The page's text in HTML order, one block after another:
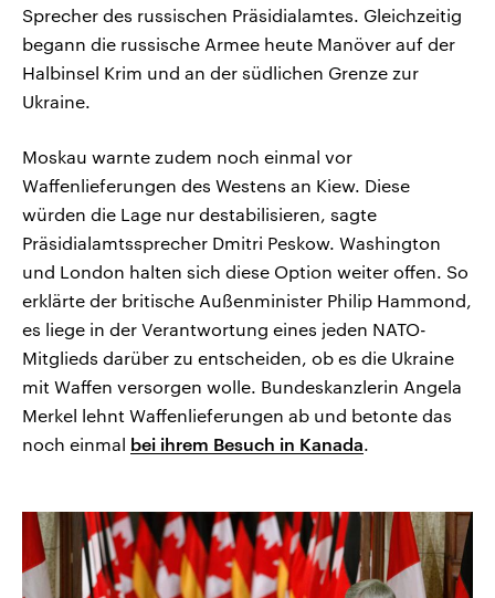
Sprecher des russischen Präsidialamtes. Gleichzeitig
begann die russische Armee heute Manöver auf der
Halbinsel Krim und an der südlichen Grenze zur
Ukraine.
Moskau warnte zudem noch einmal vor
Waffenlieferungen des Westens an Kiew. Diese
würden die Lage nur destabilisieren, sagte
Präsidialamtssprecher Dmitri Peskow. Washington
und London halten sich diese Option weiter offen. So
erklärte der britische Außenminister Philip Hammond,
es liege in der Verantwortung eines jeden NATO-
Mitglieds darüber zu entscheiden, ob es die Ukraine
mit Waffen versorgen wolle. Bundeskanzlerin Angela
Merkel lehnt Waffenlieferungen ab und betonte das
noch einmal bei ihrem Besuch in Kanada.